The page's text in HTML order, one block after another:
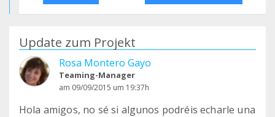
Update zum Projekt
Rosa Montero Gayo
Teaming-Manager
am 09/09/2015 um 19:37h
Hola amigos, no sé si algunos podréis echarle una